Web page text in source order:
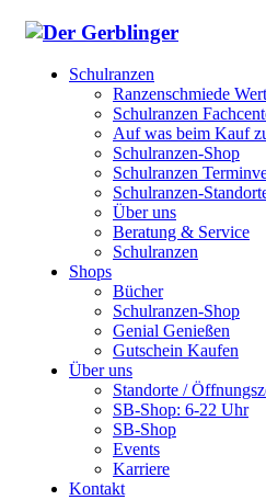
Schulranzen
Ranzenschmiede
Schulranzen
Auf was beim Kauf
Schulranzen-Shop
Schulranzen
Schulranzen-
Über uns
Beratung & Service
Schulranzen
Shops
Bücher
Schulranzen-Shop
Genial Genießen
Gutschein Kaufen
Über uns
Standorte /
SB-Shop: 6-22 Uhr
SB-Shop
Events
Karriere
Kontakt